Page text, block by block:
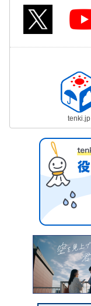
tenki.jp